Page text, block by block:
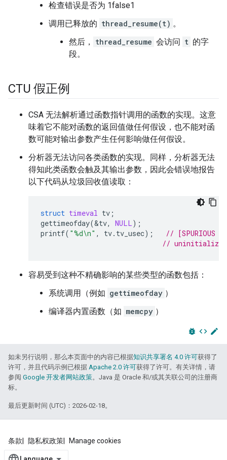
检查错误是否为 1false1
调用已释放的 thread_resume(t) 。
然后，
thread_resume 会访问 t 的字
段。
CTU 假正例
CSA 无法解析通过函数指针调用的函数的实现。这意
味着它不能对函数的返回值做任何假设，也不能对函
数可能对输出参数产生任何影响做任何假设。
分析器无法访问各类函数的实现。同样，分析器无法
得知此类函数会触及其输出参数，因此会错误地报告
以下代码从垃圾回收值读取：
struct timeval tv ;
gettimeofday(&tv, NULL);
printf( "%d\n" , tv. tv_usec);
// [SPURIOUS
//
容易受到这种不精确影响的某些类型的函数包括：
系统调用（例如 gettimeofday ）
编译器内置函数（如 memcpy ）
bug_report code edit
如未另行说明，那么本页面中的内容已根据知识共享署名 4.0 许可获得了
许可，并且代码示例已根据 Apache 2.0 许可获得了许可。有关详情，请
参阅 Google 开发者网站政策。Java 是 Oracle 和/或其关联公司的注册商
标。
最后更新时间 (UTC)：2026-02-18。
条款 隐私权政策 Manage cookies